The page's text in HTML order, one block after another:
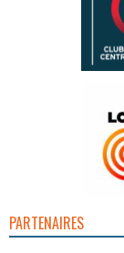
PARTENAIRES